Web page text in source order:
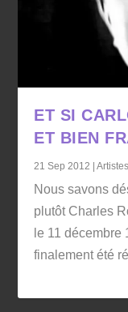
ET SI
ET BIEN
21 Sep 2012 |Artistes
Nous savons
plutôt Charles
le 11 décembre
finalement été